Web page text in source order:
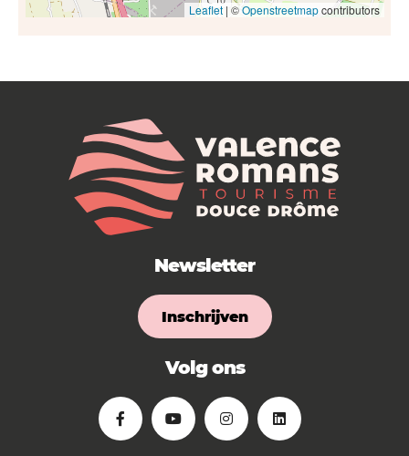
Leaflet| ©Openstreetmapcontributors
Newsletter
Inschrijven
Volg ons